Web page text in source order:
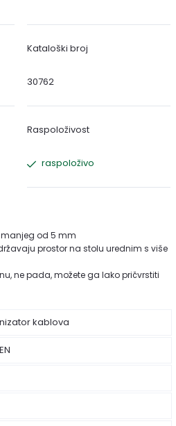
Kataloški broj
30762
Raspoloživost
raspoloživo
od 5 mm
prostor na stolu urednim s više
ne pada, možete ga lako pričvrstiti
kablova